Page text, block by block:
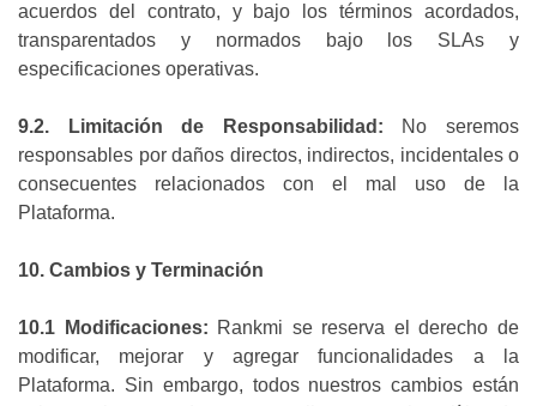
acuerdos del contrato, y bajo los términos acordados,
transparentados y normados bajo los SLAs y
especificaciones operativas.
9.2. Limitación de Responsabilidad: No seremos
responsables por daños directos, indirectos, incidentales o
consecuentes relacionados con el mal uso de la
Plataforma.
10. Cambios y Terminación
10.1 Modificaciones: Rankmi se reserva el derecho de
modificar, mejorar y agregar funcionalidades a la
Plataforma. Sin embargo, todos nuestros cambios están